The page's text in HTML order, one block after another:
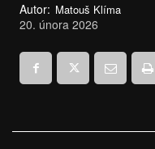
Autor: Matouš Klíma
20. února 2026